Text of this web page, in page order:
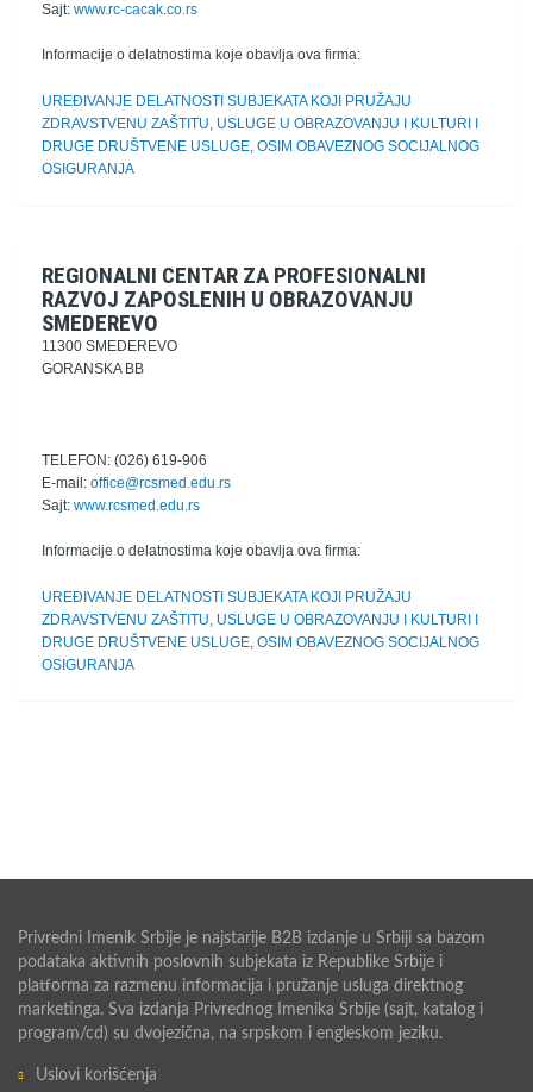
Sajt: www.rc-cacak.co.rs
Informacije o delatnostima koje obavlja ova firma:
UREĐIVANJE DELATNOSTI SUBJEKATA KOJI PRUŽAJU
ZDRAVSTVENU ZAŠTITU, USLUGE U OBRAZOVANJU I KULTURI I
DRUGE DRUŠTVENE USLUGE, OSIM OBAVEZNOG SOCIJALNOG
OSIGURANJA
REGIONALNI CENTAR ZA PROFESIONALNI
RAZVOJ ZAPOSLENIH U OBRAZOVANJU
SMEDEREVO
11300 SMEDEREVO
GORANSKA BB
TELEFON: (026) 619-906
E-mail: office@rcsmed.edu.rs
Sajt: www.rcsmed.edu.rs
Informacije o delatnostima koje obavlja ova firma:
UREĐIVANJE DELATNOSTI SUBJEKATA KOJI PRUŽAJU
ZDRAVSTVENU ZAŠTITU, USLUGE U OBRAZOVANJU I KULTURI I
DRUGE DRUŠTVENE USLUGE, OSIM OBAVEZNOG SOCIJALNOG
OSIGURANJA
Privredni Imenik Srbije je najstarije B2B izdanje u Srbiji sa bazom
podataka aktivnih poslovnih subjekata iz Republike Srbije i
platforma za razmenu informacija i pružanje usluga direktnog
marketinga. Sva izdanja Privrednog Imenika Srbije (sajt, katalog i
program/cd) su dvojezična, na srpskom i engleskom jeziku.
Uslovi korišćenja